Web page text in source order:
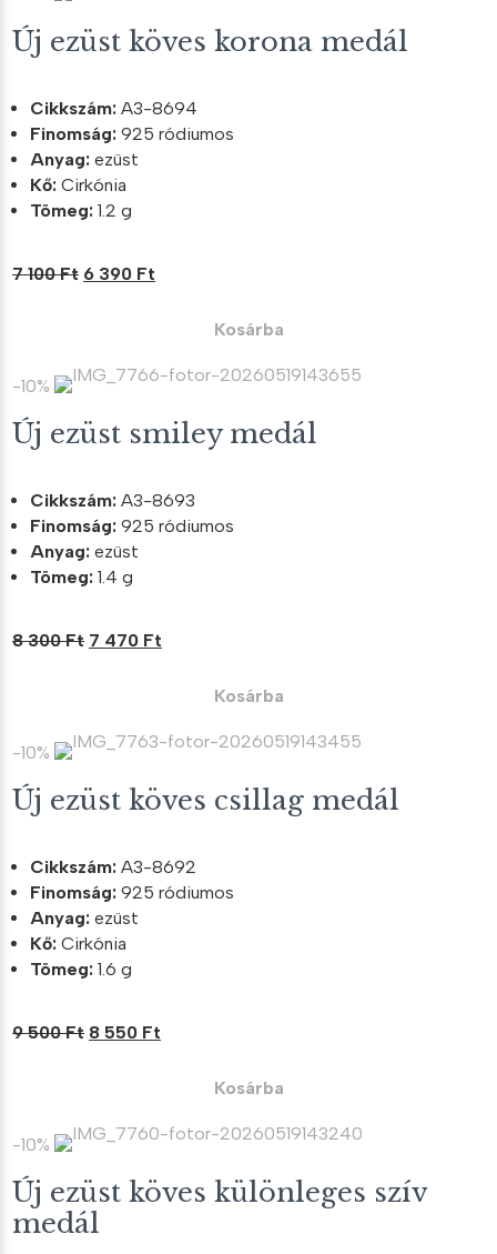
Új ezüst köves korona medál
Cikkszám: A3-8694
Finomság: 925 ródiumos
Anyag: ezüst
Kő: Cirkónia
Tömeg: 1.2 g
7 100Ft Original
100 Ft.
6 390 Ft
390 Ft.
Kosárba
-10%
Új ezüst smiley medál
Cikkszám: A3-8693
Finomság: 925 ródiumos
Anyag: ezüst
Tömeg: 1.4 g
8 300Ft Original
300 Ft.
7 470 Ft
470 Ft.
Kosárba
-10%
Új ezüst köves csillag medál
Cikkszám: A3-8692
Finomság: 925 ródiumos
Anyag: ezüst
Kő: Cirkónia
Tömeg: 1.6 g
9 500Ft Original
500 Ft.
8 550 Ft
550 Ft.
Kosárba
-10%
Új ezüst köves különleges szív
medál